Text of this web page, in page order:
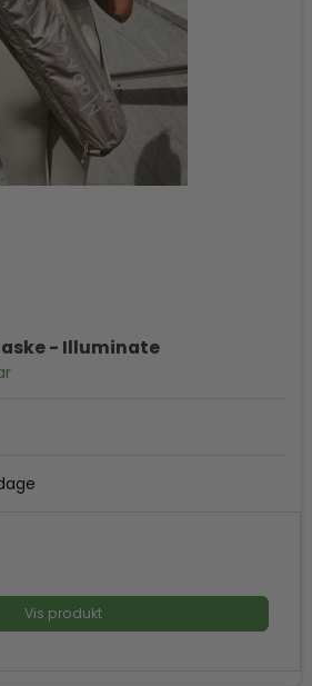
- Illuminate
Vis produkt